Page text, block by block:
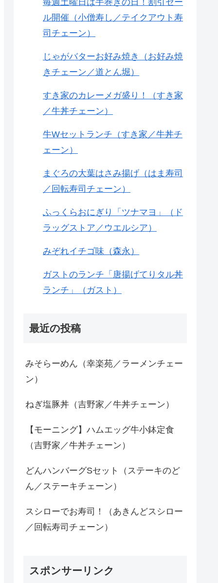
ル開催（小僧寿し／テイクアウト寿
司チェーン）
じゃがバターお好み焼き（お好み焼
きチェーン／道とん堀）
すき家のカレーメガ盛り！（すき家
／牛丼チェーン）
牛Wセットランチ（すき家／牛丼チ
ェーン）
まぐろの大葉はさみ揚げ（はま寿司
／回転寿司チェーン）
ふっくらおにぎり「ツナマヨ」（ド
ラッグストア／ウエルシア）
みぞれイチゴ味（森永）
ガストのランチ「唐揚げてりタル丼
ランチ」（ガスト）
最近の投稿
みそらーめん（幸楽苑／ラーメンチェー
ン）
ねぎ塩豚丼（吉野家／牛丼チェーン）
【モーニング】ハムエッグ牛小鉢定食
（吉野家／牛丼チェーン）
どんハンバーグSセット（ステーキのど
ん／ステーキチェーン）
スシローでお寿司！（あきんどスシロー
／回転寿司チェーン）
スポンサーリンク